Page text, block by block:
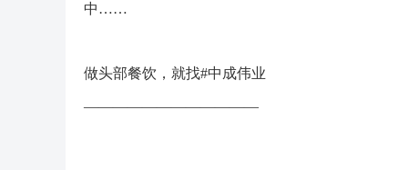
中……
做头部餐饮，就找#中成伟业
————————————